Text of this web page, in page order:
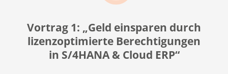
Vortrag 1: „Geld einsparen durch
lizenzoptimierte Berechtigungen
in S/4HANA & Cloud ERP“